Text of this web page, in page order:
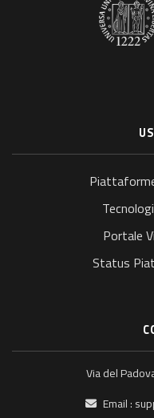
Portale
Status
Via del
Email :